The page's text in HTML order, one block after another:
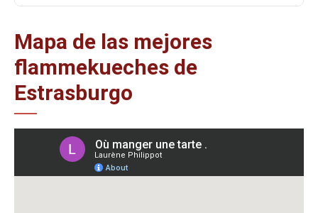
Mapa de las mejores
flammekueches de
Estrasburgo